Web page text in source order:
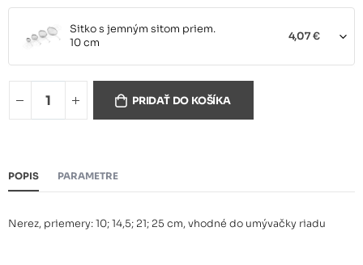
Sitko s jemným sitom priem.
10 cm
4,07 €
14,5 cm
25 cm
PRIDAŤ DO KOŠÍKA
POPIS PARAMETRE
Nerez, priemery: 10; 14,5; 21; 25 cm, vhodné do umývačky riadu